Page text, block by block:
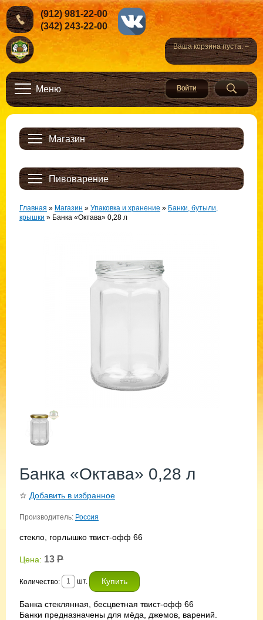
Ваша корзина пуста. –
(912) 981-22-00
(342) 243-22-00
Меню
Магазин
Пивоварение
Главная » Магазин » Упаковка и хранение » Банки, бутыли,
крышки » Банка «Октава» 0,28 л
Банка «Октава» 0,28 л
☆ Добавить в избранное
Производитель: Россия
стекло, горлышко твист-офф 66
Цена: 13 Р
Количество: шт.
Банка стеклянная, бесцветная твист-офф 66
Банки предназначены для мёда, джемов, варений.